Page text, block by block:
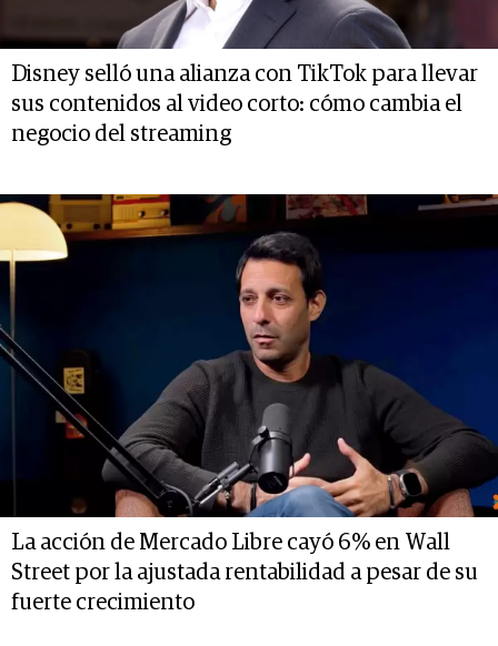
Disney selló una alianza con TikTok para llevar
sus contenidos al video corto: cómo cambia el
negocio del streaming
La acción de Mercado Libre cayó 6% en Wall
Street por la ajustada rentabilidad a pesar de su
fuerte crecimiento